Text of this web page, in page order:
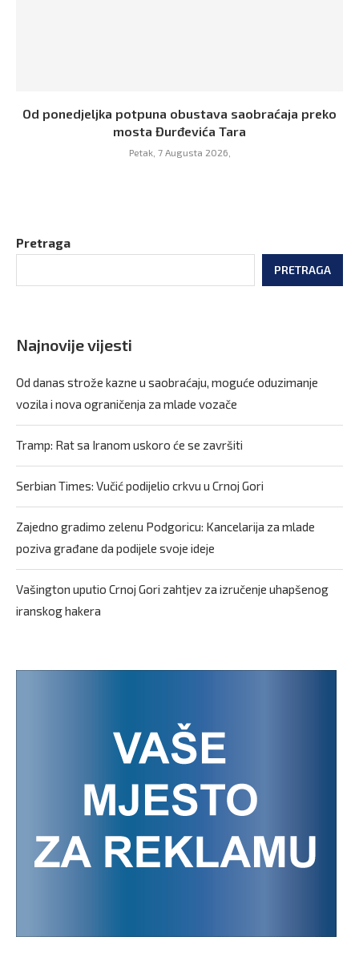
Od ponedjeljka potpuna obustava saobraćaja preko
mosta Đurđevića Tara
Petak, 7 Augusta 2026,
Pretraga
PRETRAGA
Najnovije vijesti
Od danas strože kazne u saobraćaju, moguće oduzimanje
vozila i nova ograničenja za mlade vozače
Tramp: Rat sa Iranom uskoro će se završiti
Serbian Times: Vučić podijelio crkvu u Crnoj Gori
Zajedno gradimo zelenu Podgoricu: Kancelarija za mlade
poziva građane da podijele svoje ideje
Vašington uputio Crnoj Gori zahtjev za izručenje uhapšenog
iranskog hakera